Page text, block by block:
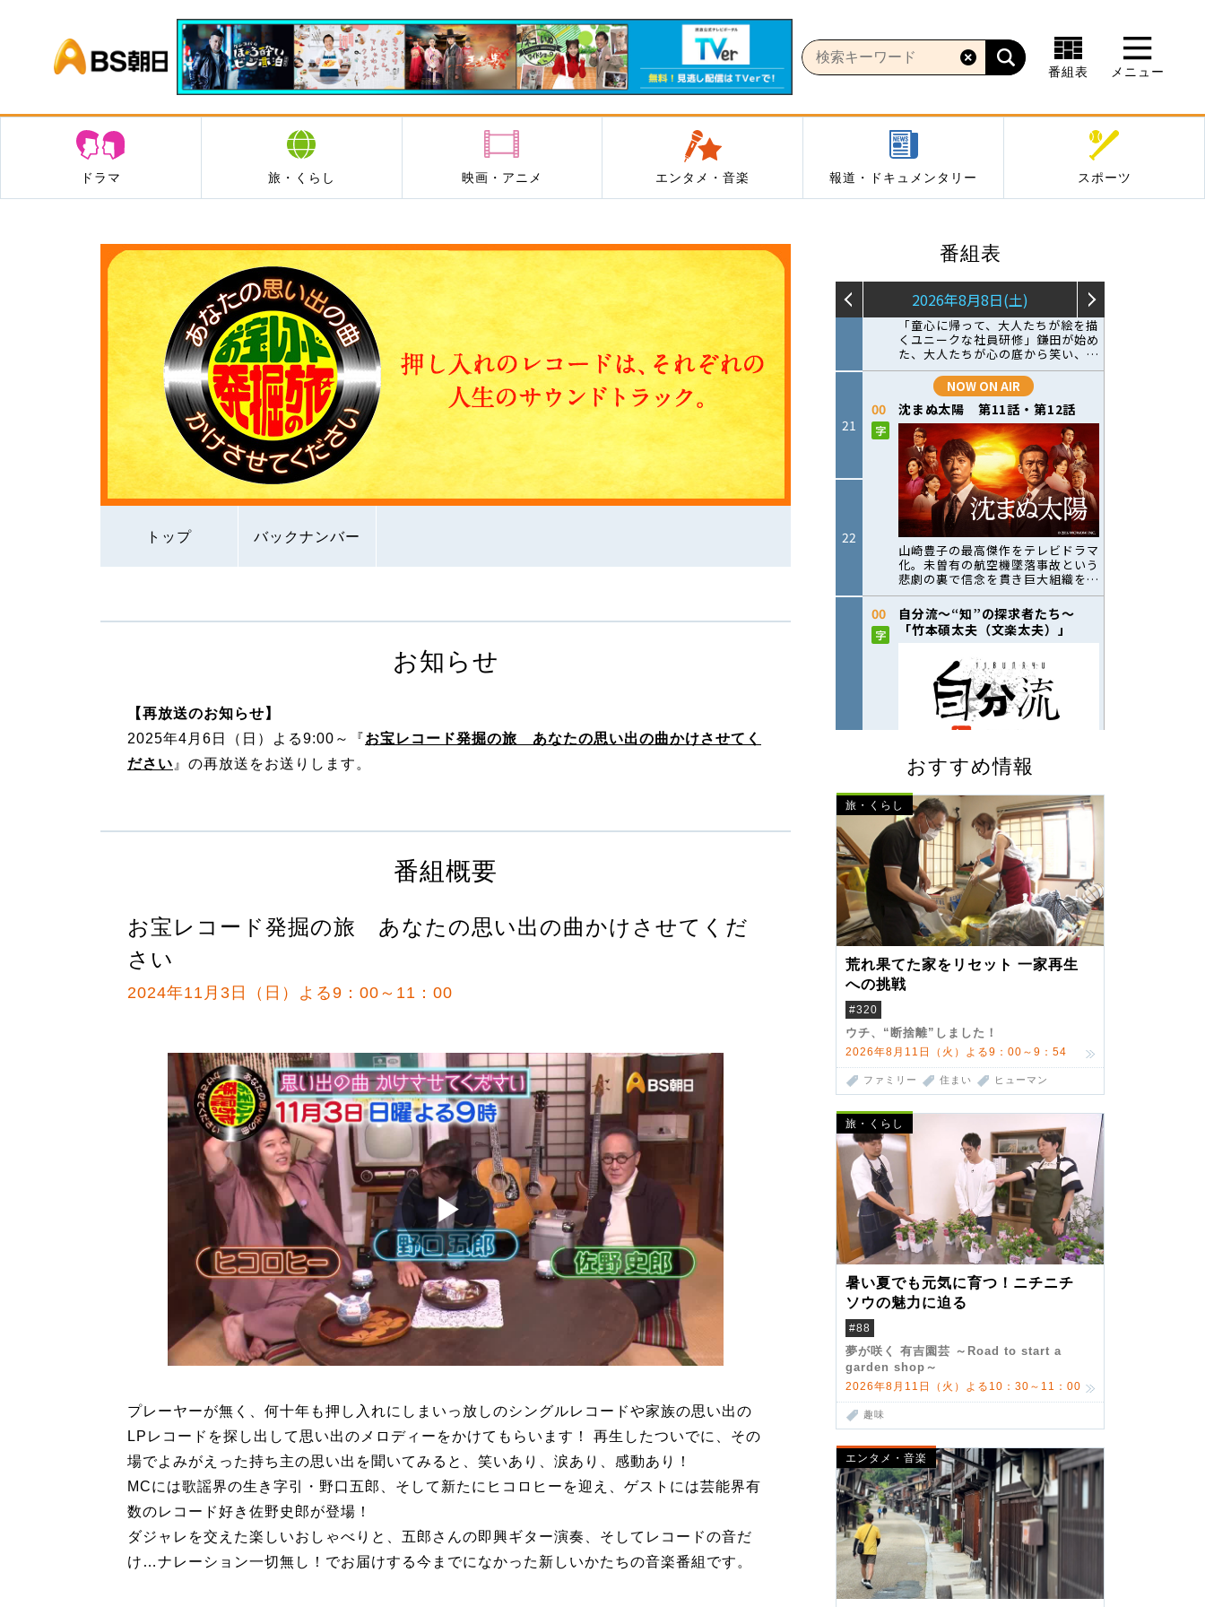
BS朝日
番組表 メニュー
ドラマ 旅・くらし 映画・アニメ エンタメ・音楽 報道・ドキュメンタリー スポーツ
トップ バックナンバー
番組表
おすすめ情報
旅・くらし
荒れ果てた家をリセット 一家再生
への挑戦
#320
ウチ、“断捨離”しました！
2026年8月11日（火）よる9：00～9：54
ファミリー 住まい ヒューマン
旅・くらし
暑い夏でも元気に育つ！ニチニチ
ソウの魅力に迫る
#88
夢が咲く 有吉園芸 ～Road to start a
garden shop～
2026年8月11日（火）よる10：30～11：00
趣味
エンタメ・音楽
お知らせ
【再放送のお知らせ】
2025年4月6日（日）よる9:00～『お宝レコード発掘の旅 あなたの思い出の曲かけさせてく
ださい 』の再放送をお送りします。
番組概要
お宝レコード発掘の旅 あなたの思い出の曲かけさせてくだ
さい
2024年11月3日（日）よる9：00～11：00
プレーヤーが無く、何十年も押し入れにしまいっ放しのシングルレコードや家族の思い出の
LPレコードを探し出して思い出のメロディーをかけてもらいます！ 再生したついでに、その
場でよみがえった持ち主の思い出を聞いてみると、笑いあり、涙あり、感動あり！
MCには歌謡界の生き字引・野口五郎、そして新たにヒコロヒーを迎え、ゲストには芸能界有
数のレコード好き佐野史郎が登場！
ダジャレを交えた楽しいおしゃべりと、五郎さんの即興ギター演奏、そしてレコードの音だ
け…ナレーション一切無し！でお届けする今までになかった新しいかたちの音楽番組です。